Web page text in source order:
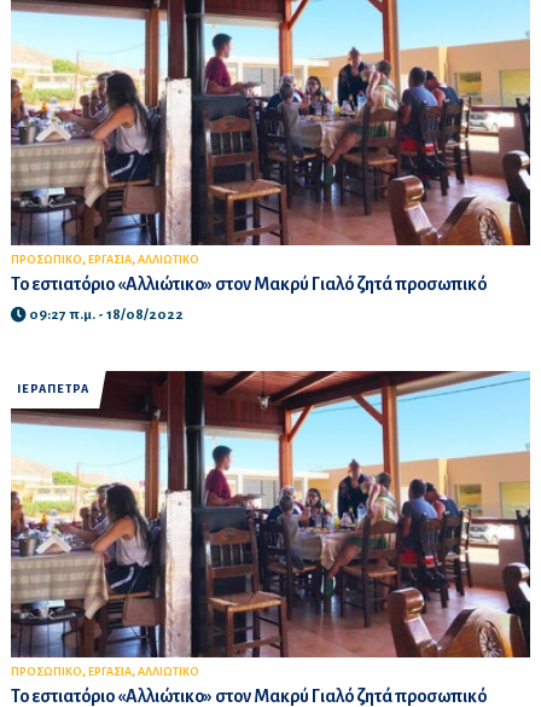
ΠΡΟΣΩΠΙΚΟ, ΕΡΓΑΣΙΑ, ΑΛΛΙΩΤΙΚΟ
Το εστιατόριο «Αλλιώτικο» στον Μακρύ Γιαλό ζητά προσωπικό
09:27 π.μ. - 18/08/2022
ΙΕΡΑΠΕΤΡΑ
ΠΡΟΣΩΠΙΚΟ, ΕΡΓΑΣΙΑ, ΑΛΛΙΩΤΙΚΟ
Το εστιατόριο «Αλλιώτικο» στον Μακρύ Γιαλό ζητά προσωπικό